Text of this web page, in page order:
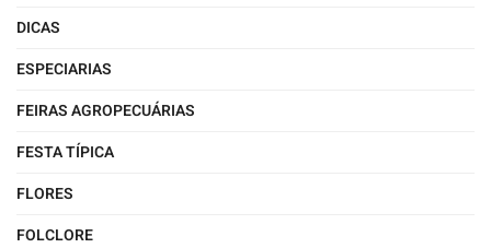
DICAS
ESPECIARIAS
FEIRAS AGROPECUÁRIAS
FESTA TÍPICA
FLORES
FOLCLORE